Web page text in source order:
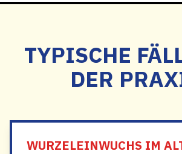
TYPISCHE
DER
WURZELEINWUCHS IM